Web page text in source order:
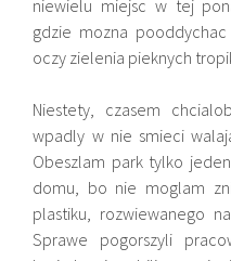
niewielu miejsc w tej
gdzie mozna
oczy zielenia pieknych
Niestety, czasem
wpadly w nie smieci
Obeszlam park tylko
domu, bo nie moglam
plastiku, rozwiewanego
Sprawe pogorszyli